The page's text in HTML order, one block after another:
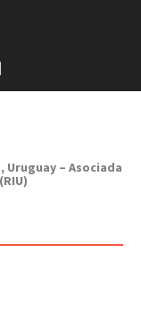
Uruguay – Asociada